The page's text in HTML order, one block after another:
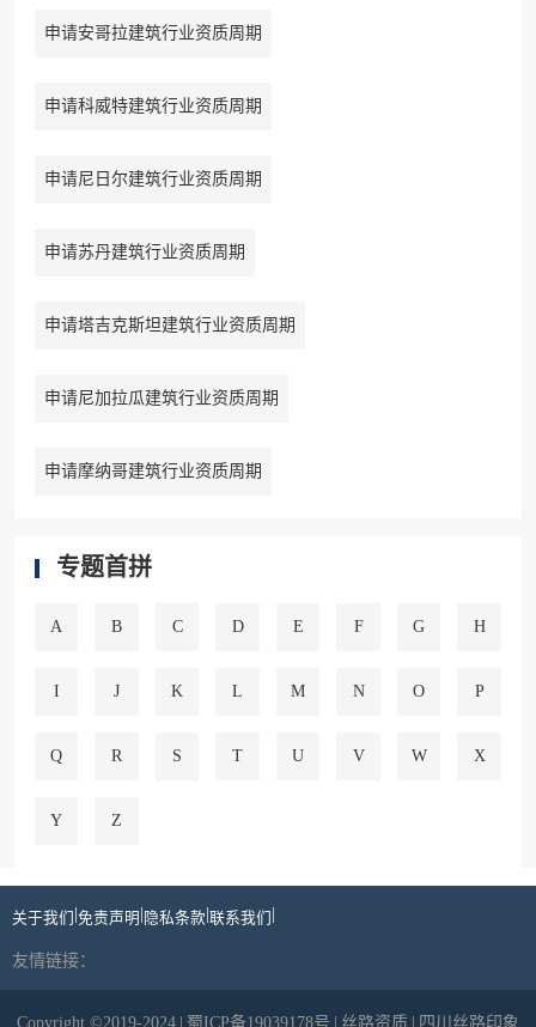
申请安哥拉建筑行业资质周期
申请科威特建筑行业资质周期
申请尼日尔建筑行业资质周期
申请苏丹建筑行业资质周期
申请塔吉克斯坦建筑行业资质周期
申请尼加拉瓜建筑行业资质周期
申请摩纳哥建筑行业资质周期
专题首拼
A B C D E F G H
I J K L M N O P
Q R S T U V W X
Y Z
关于我们 免责声明 隐私条款 联系我们
友情链接：
Copyright ©2019-2024 蜀ICP备19039178号 丝路资质 四川丝路印象